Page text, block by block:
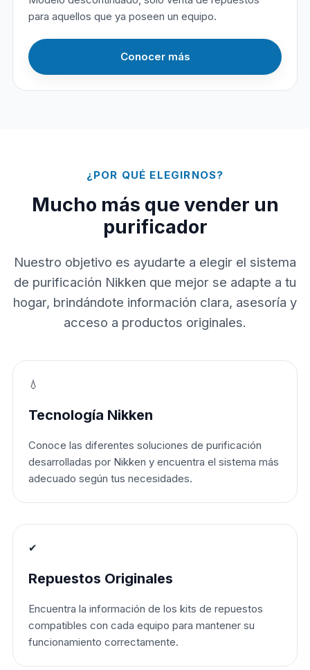
para aquellos que ya poseen un equipo.
Conocer más
¿POR QUÉ ELEGIRNOS?
Mucho más que vender un
purificador
Nuestro objetivo es ayudarte a elegir el sistema
de purificación Nikken que mejor se adapte a tu
hogar, brindándote información clara, asesoría y
acceso a productos originales.
💧
Tecnología Nikken
Conoce las diferentes soluciones de purificación
desarrolladas por Nikken y encuentra el sistema más
adecuado según tus necesidades.
✔
Repuestos Originales
Encuentra la información de los kits de repuestos
compatibles con cada equipo para mantener su
funcionamiento correctamente.